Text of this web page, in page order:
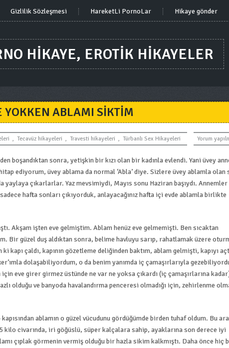
Gizlilik Sözleşmesi HareketLi PornoLar Hikaye gönder
HIKAYE, EROTIK HIKAYELER
YOKKEN ABLAMI SIKTIM
, Tecavüz hikayeleri , Travesti hikayeleri , Türbanlı Sex Hikayeleri Yorum
boşandıktan sonra, yetişkin bir kızı olan bir kadınla evlendi. Yani üvey
ediyorum, üvey ablama da normal ‘Abla’ diye. Sizlere üvey ablamla olan
çıkarlarlar. Yaz mevsimiydi, Mayıs sonu Haziran başıydı.
hafta sonları çıkıyorduk, anlayacağınız hafta içi evde ablamla birlikte
Akşam işten eve gelmiştim. Ablam henüz eve gelmemişti. Ben sıcaktan
Bir güzel duş aldıktan sonra, belime havluyu sarıp, rahatlamak üzere
çaldı, kapının gözetleme deliğinden baktım, ablam gelmişti, kapıyı
dolaşabiliyordum, o da benim yanımda iç çamaşırlarıyla
eve girer girmez üstünde ne var ne yoksa çıkardı (iç çamaşırlarına
olduğu ve banyoda havalandırma penceresi olmadığı için, zehirlenme
ablamın o güzel vücudunu gördüğümde birden tuhaf oldum. Bu
kilo civarında, iri göğüslü, süper kalçalara sahip, ayaklarına son derece iyi
çıplak görmenin vermiş olduğu bir hazla sikim kalkmıştı. Daha önce hiç